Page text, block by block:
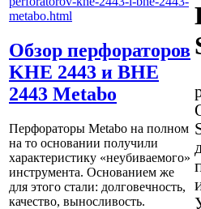
Обзор перфораторов
KHE 2443 и BHE
2443 Metabo
Перфораторы Metabo на полном
на то основании получили
характеристику «неубиваемого»
инструмента. Основанием же
для этого стали: долговечность,
качество, выносливость.